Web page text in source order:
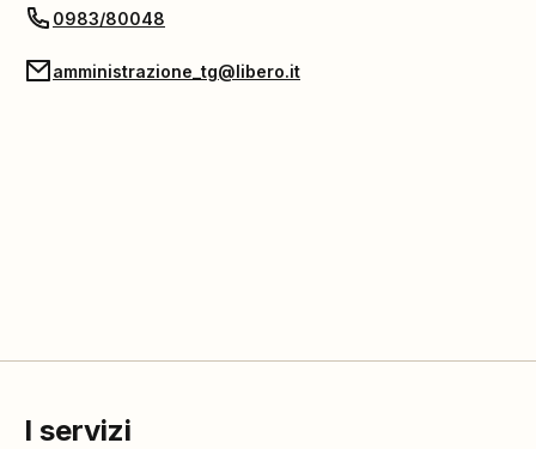
0983/80048
amministrazione_tg@libero.it
I servizi